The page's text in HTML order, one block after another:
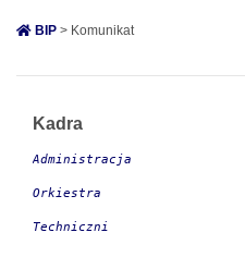
BIP > Komunikat
Kadra
Administracja
Orkiestra
Techniczni